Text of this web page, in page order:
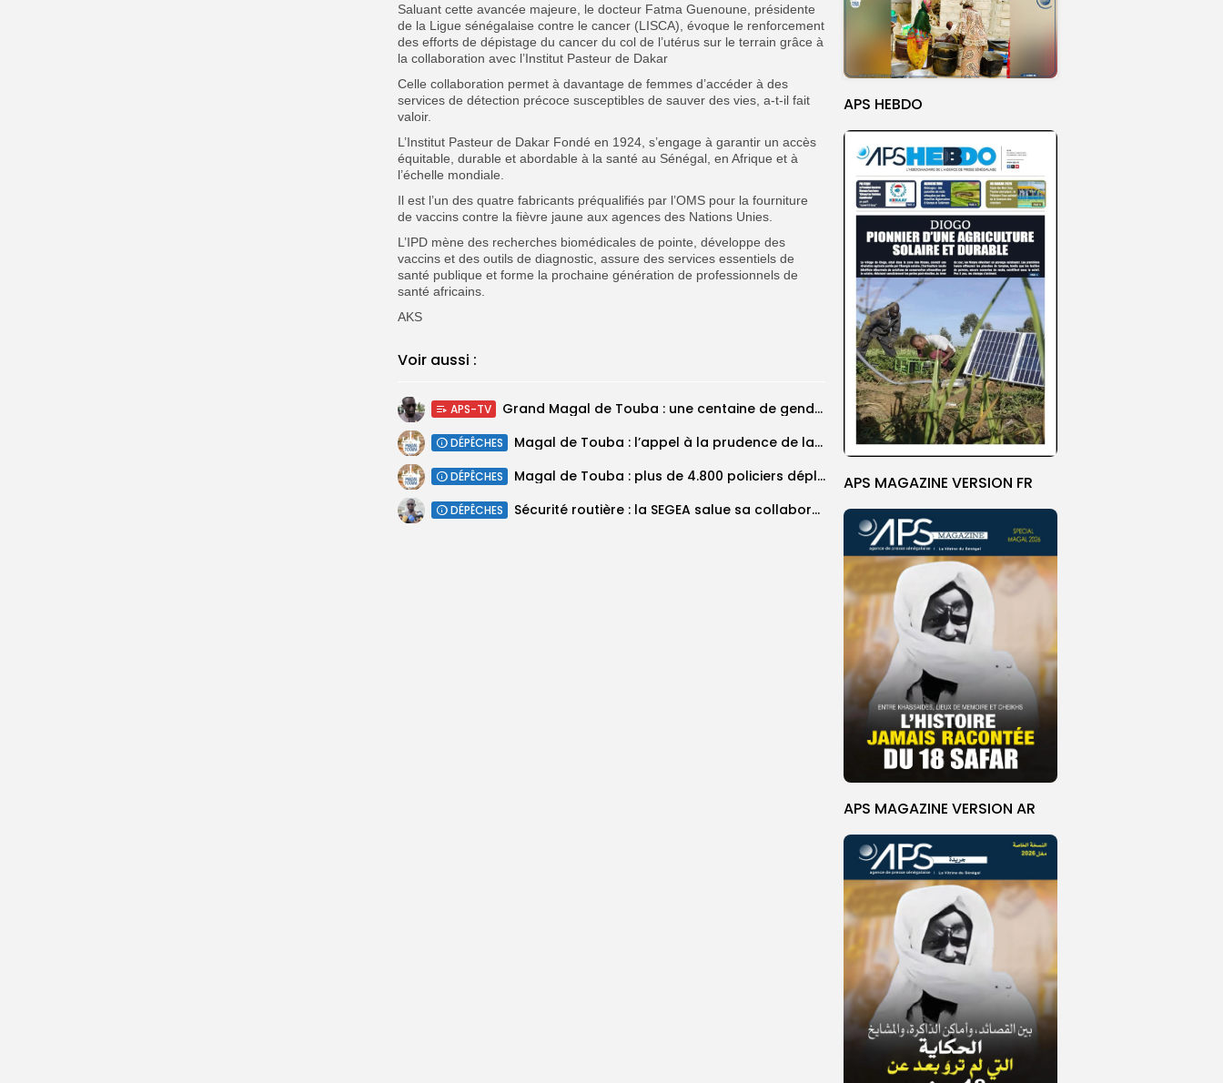
APS HEBDO
APS MAGAZINE VERSION FR
APS MAGAZINE VERSION AR
Saluant cette avancée majeure, le docteur Fatma Guenoune, présidente
de la Ligue sénégalaise contre le cancer (LISCA), évoque le renforcement
des efforts de dépistage du cancer du col de l’utérus sur le terrain grâce à
la collaboration avec l’Institut Pasteur de Dakar
Celle collaboration permet à davantage de femmes d’accéder à des
services de détection précoce susceptibles de sauver des vies, a-t-il fait
valoir.
L’Institut Pasteur de Dakar Fondé en 1924, s’engage à garantir un accès
équitable, durable et abordable à la santé au Sénégal, en Afrique et à
l’échelle mondiale.
Il est l’un des quatre fabricants préqualifiés par l’OMS pour la fourniture
de vaccins contre la fièvre jaune aux agences des Nations Unies.
L’IPD mène des recherches biomédicales de pointe, développe des
vaccins et des outils de diagnostic, assure des services essentiels de
santé publique et forme la prochaine génération de professionnels de
santé africains.
AKS
Voir aussi :
APS-TV Grand Magal de Touba : une centaine de gendarmes mobilisés sur les...
DÉPÊCHES Magal de Touba : l’appel à la prudence de la Police sur...
DÉPÊCHES Magal de Touba : plus de 4.800 policiers déployés pour sécuriser les...
DÉPÊCHES Sécurité routière : la SEGEA salue sa collaboration avec la gendarmerie, sur...